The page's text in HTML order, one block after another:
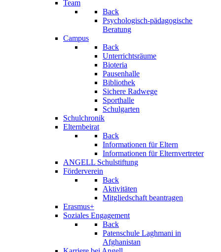
Team
Back
Psychologisch-pädagogische
Beratung
Campus
Back
Unterrichtsräume
Bioteria
Pausenhalle
Bibliothek
Sichere Radwege
Sporthalle
Schulgarten
Schulchronik
Elternbeirat
Back
Informationen für Eltern
Informationen für Elternvertreter
ANGELL Schulstiftung
Förderverein
Back
Aktivitäten
Mitgliedschaft beantragen
Erasmus+
Soziales Engagement
Back
Patenschule Laghmani in
Afghanistan